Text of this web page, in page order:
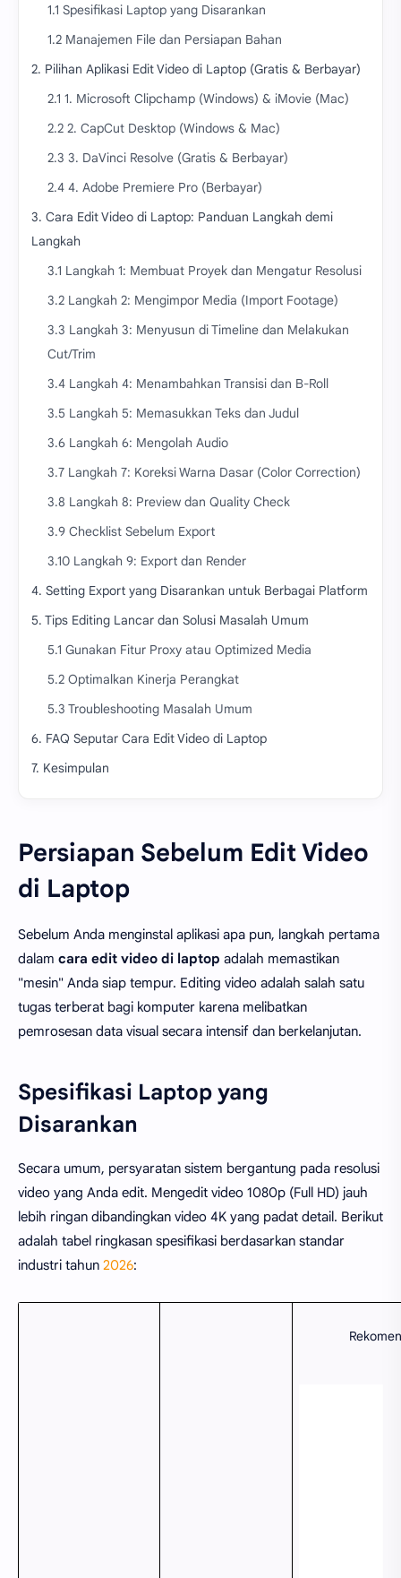
1.1 Spesifikasi Laptop yang Disarankan
1.2 Manajemen File dan Persiapan Bahan
2. Pilihan Aplikasi Edit Video di Laptop (Gratis & Berbayar)
2.1 1. Microsoft Clipchamp (Windows) & iMovie (Mac)
2.2 2. CapCut Desktop (Windows & Mac)
2.3 3. DaVinci Resolve (Gratis & Berbayar)
2.4 4. Adobe Premiere Pro (Berbayar)
3. Cara Edit Video di Laptop: Panduan Langkah demi
Langkah
3.1 Langkah 1: Membuat Proyek dan Mengatur Resolusi
3.2 Langkah 2: Mengimpor Media (Import Footage)
3.3 Langkah 3: Menyusun di Timeline dan Melakukan
Cut/Trim
3.4 Langkah 4: Menambahkan Transisi dan B-Roll
3.5 Langkah 5: Memasukkan Teks dan Judul
3.6 Langkah 6: Mengolah Audio
3.7 Langkah 7: Koreksi Warna Dasar (Color Correction)
3.8 Langkah 8: Preview dan Quality Check
3.9 Checklist Sebelum Export
3.10 Langkah 9: Export dan Render
4. Setting Export yang Disarankan untuk Berbagai Platform
5. Tips Editing Lancar dan Solusi Masalah Umum
5.1 Gunakan Fitur Proxy atau Optimized Media
5.2 Optimalkan Kinerja Perangkat
5.3 Troubleshooting Masalah Umum
6. FAQ Seputar Cara Edit Video di Laptop
7. Kesimpulan
Persiapan Sebelum Edit Video
di Laptop
Sebelum Anda menginstal aplikasi apa pun, langkah pertama
dalam cara edit video di laptop adalah memastikan
"mesin" Anda siap tempur. Editing video adalah salah satu
tugas terberat bagi komputer karena melibatkan
pemrosesan data visual secara intensif dan berkelanjutan.
Spesifikasi Laptop yang
Disarankan
Secara umum, persyaratan sistem bergantung pada resolusi
video yang Anda edit. Mengedit video 1080p (Full HD) jauh
lebih ringan dibandingkan video 4K yang padat detail. Berikut
adalah tabel ringkasan spesifikasi berdasarkan standar
industri tahun 2026: